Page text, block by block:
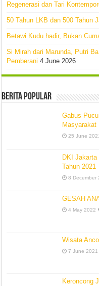
Regenerasi dan Tari
50 Tahun LKB dan 500 Tahun
Betawi Kudu hadir, Bukan
Si Mirah dari Marunda, Putri
Pemberani 4 June 2026
Berita Popular
Gabus
Masyarakat
25 June
DKI Jakarta
Tahun 2021
8 December
GESAH
4 May 2022
Wisata
7 June 2021
Keroncong